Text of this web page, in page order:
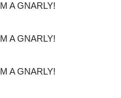
A GNARLY!
A GNARLY!
A GNARLY!